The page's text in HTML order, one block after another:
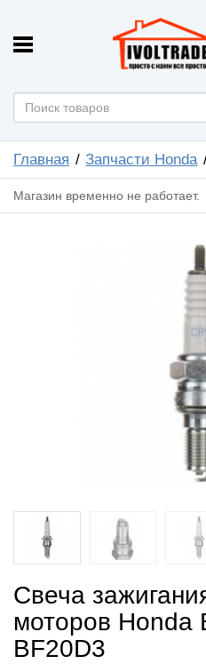
Главная Запчасти Honda
Магазин временно не работает.
Свеча
моторов Honda
BF20D3